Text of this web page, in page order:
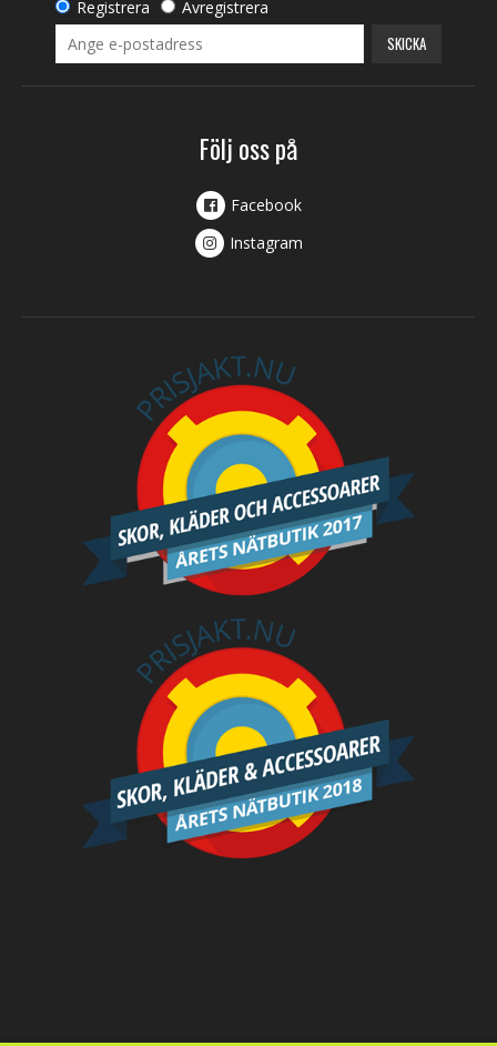
Registrera Avregistrera
SKICKA
Följ oss på
Facebook
Instagram